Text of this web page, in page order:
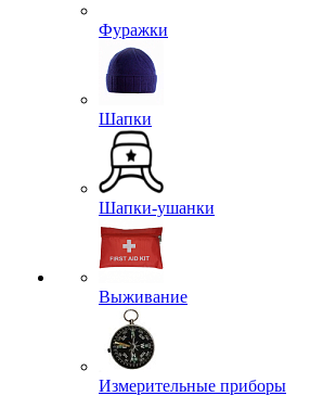
Фуражки
Шапки
Шапки-ушанки
Выживание
Измерительные приборы